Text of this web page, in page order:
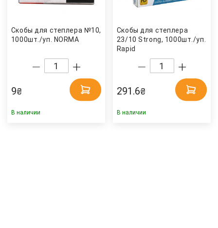
Скобы для степлера №10,
1000шт./уп. NORMA
9₴
В наличии
Скобы для степлера
23/10 Strong, 1000шт./уп.
Rapid
291.6₴
В наличии